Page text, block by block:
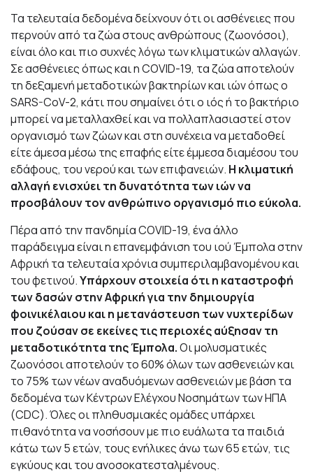
Τα τελευταία δεδομένα δείχνουν ότι οι ασθένειες που
περνούν από τα ζώα στους ανθρώπους (ζωονόσοι),
είναι όλο και πιο συχνές λόγω των κλιματικών αλλαγών.
Σε ασθένειες όπως και η COVID-19, τα ζώα αποτελούν
τη δεξαμενή μεταδοτικών βακτηρίων και ιών όπως ο
SARS-CoV-2, κάτι που σημαίνει ότι ο ιός ή το βακτήριο
μπορεί να μεταλλαχθεί και να πολλαπλασιαστεί στον
οργανισμό των ζώων και στη συνέχεια να μεταδοθεί
είτε άμεσα μέσω της επαφής είτε έμμεσα διαμέσου του
εδάφους, του νερού και των επιφανειών. Η κλιματική
αλλαγή ενισχύει τη δυνατότητα των ιών να
προσβάλουν τον ανθρώπινο οργανισμό πιο εύκολα.
Πέρα από την πανδημία COVID-19, ένα άλλο
παράδειγμα είναι η επανεμφάνιση του ιού Έμπολα στην
Αφρική τα τελευταία χρόνια συμπεριλαμβανομένου και
του φετινού.Υπάρχουν στοιχεία ότι η καταστροφή
των δασών στην Αφρική για την δημιουργία
φοινικέλαιου και η μετανάστευση των νυχτερίδων
που ζούσαν σε εκείνες τις περιοχές αύξησαν τη
μεταδοτικότητα της Έμπολα.Οι μολυσματικές
ζωονόσοι αποτελούν το 60% όλων των ασθενειών και
το 75% των νέων αναδυόμενων ασθενειών με βάση τα
δεδομένα των Κέντρων Ελέγχου Νοσημάτων των ΗΠΑ
(CDC). Όλες οι πληθυσμιακές ομάδες υπάρχει
πιθανότητα να νοσήσουν με πιο ευάλωτα τα παιδιά
κάτω των 5 ετών, τους ενήλικες άνω των 65 ετών, τις
εγκύους και του ανοσοκατεσταλμένους.